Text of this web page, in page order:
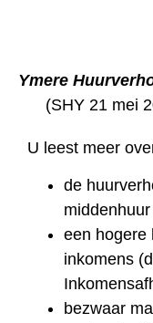
Ymere
(SHY 21 mei
U leest meer
de
een hogere
inkomens
bezwaar